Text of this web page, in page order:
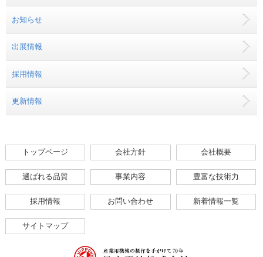
お知らせ
出展情報
採用情報
更新情報
トップページ 会社方針 会社概要
選ばれる品質 事業内容 豊富な技術力
採用情報 お問い合わせ 新着情報一覧
サイトマップ